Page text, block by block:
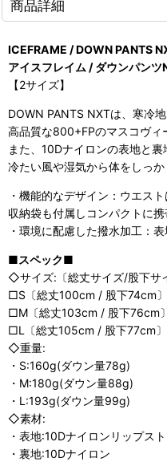
商品詳細
ICEFRAME / DOWN PANTS
アイスフレイム / ダウンパンツ
【2サイズ】
DOWN PANTS NXTは、寒冷
高品質な800+FPのマスコヴィ
また、10Dナイロンの表地と
冷たい風や湿気から体をしっか
・機能的なデザイン：ウエス
収納袋も付属しコンパクトに携
・環境に配慮した撥水加工：
■スペック■
◇サイズ:〔総丈サイズ/股下サ
□S〔総丈100cm / 股下74cm〕
□M〔総丈103cm / 股下76cm〕
□L〔総丈105cm / 股下77cm〕
◇重量:
・S:160g(ダウン量78g)
・M:180g(ダウン量88g)
・L:193g(ダウン量99g)
◇素材:
・表地:10Dナイロンリップス
・裏地:10Dナイロン